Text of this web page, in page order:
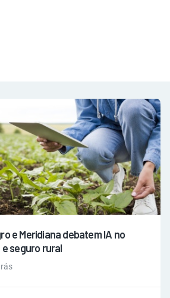
e Meridiana debatem IA no
seguro rural